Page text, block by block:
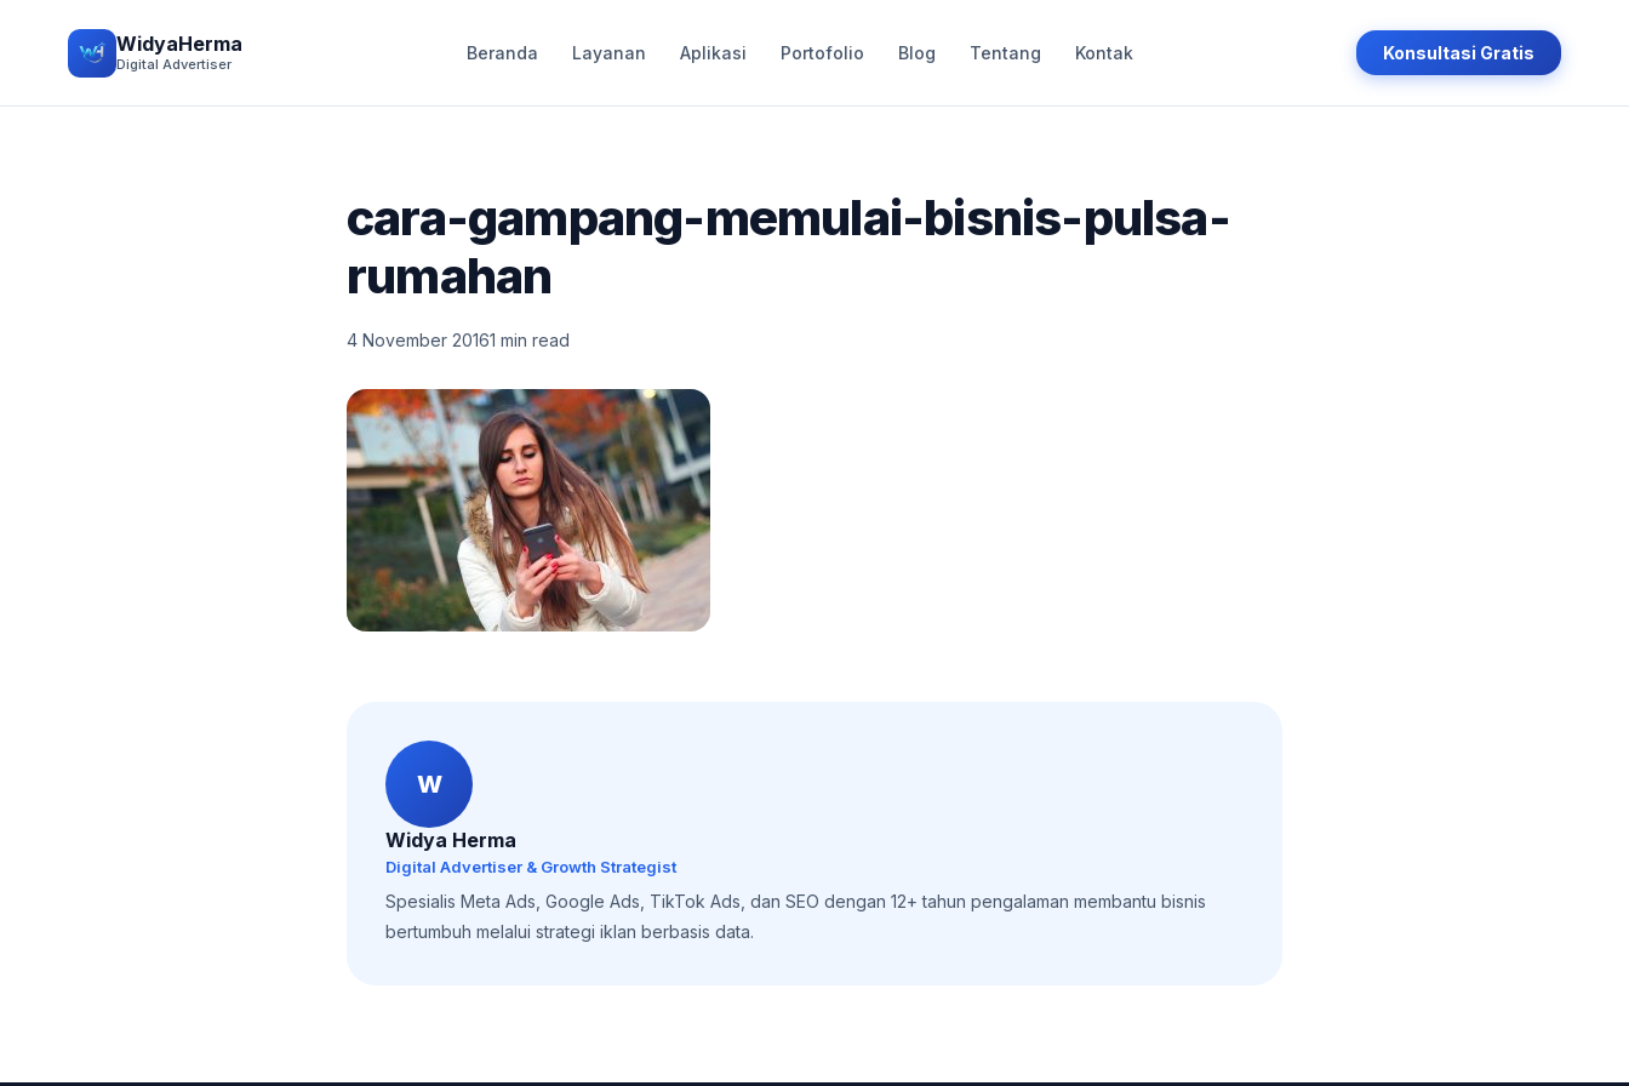
WidyaHerma
Digital Advertiser
Beranda Layanan Aplikasi Portofolio Blog Tentang Kontak Konsultasi Gratis
cara-gampang-memulai-bisnis-pulsa-
rumahan
4 November 20161 min read
W
Widya Herma
Digital Advertiser & Growth Strategist
Spesialis Meta Ads, Google Ads, TikTok Ads, dan SEO dengan 12+ tahun pengalaman membantu bisnis
bertumbuh melalui strategi iklan berbasis data.